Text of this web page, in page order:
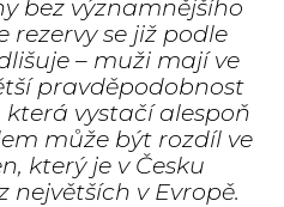
bez významnějšího
rezervy se již podle
– muži mají ve
pravděpodobnost
vystačí alespoň
může být rozdíl ve
který je v Česku
v Evropě.